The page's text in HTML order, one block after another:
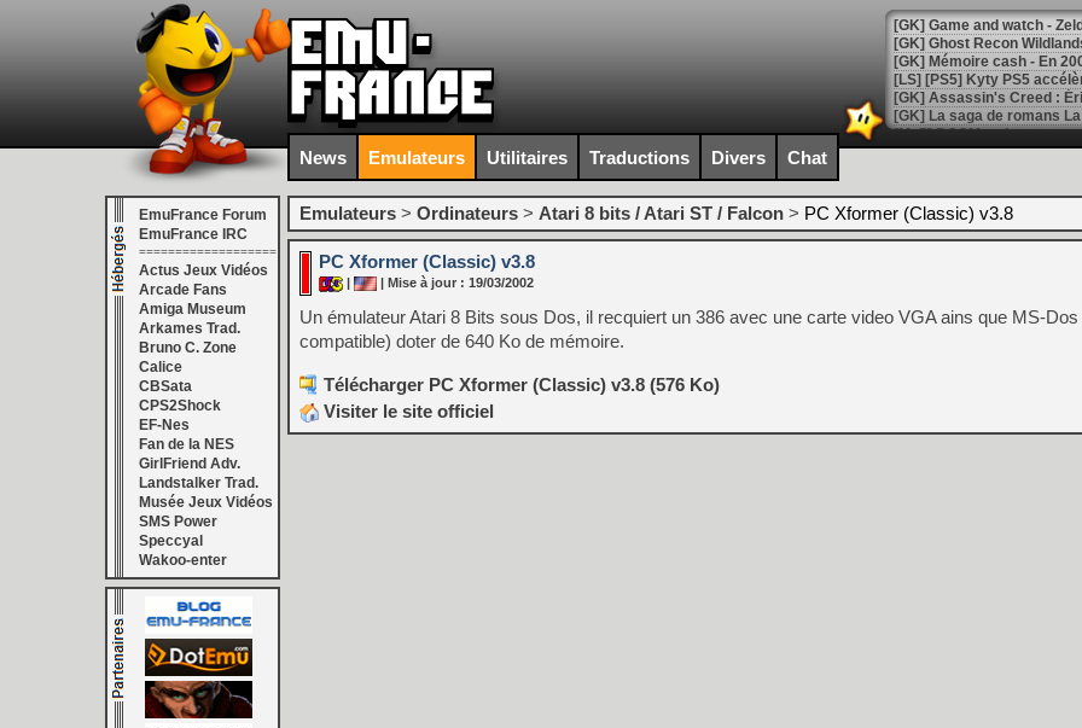
[Mo5] DOOM arrive en
[GK] Bethesda fête les 30
[GK] Roblox : l'action en
[GK] Agenda - GeForce
[LS] [PS5] ps5-y2jb-
[GK] Pourquoi Marvel
[GK] Test : Restory : Chill
[GK] GTA 6 : Rockstar
[GK] Hot Wheels Infinite
[GK] Mémoire cash -
[GK] Résultats Nintendo :
[GK] Déjà des
[Mo5] Brickboy cherche à
[GK] Minecraft et ses «
[GK] Beast of
[GK] Ubisoft : fin de partie
[GK] Mémoire cash -
[GK] Dan Houser (GTA)
[GK] Comment EA Sports
[GK] Crimson Moon : un
[GK] Isle of Reveries : le
[GK] Moonlighter 2 : The
[GK] Capcom relance
News Emulateurs Utilitaires Traductions Divers Chat
EmuFrance Forum
EmuFrance IRC
===================
Actus Jeux Vidéos
Arcade Fans
Amiga Museum
Arkames Trad.
Bruno C. Zone
Calice
CBSata
CPS2Shock
EF-Nes
Fan de la NES
GirlFriend Adv.
Landstalker Trad.
Musée Jeux Vidéos
SMS Power
Speccyal
Wakoo-enter
Emulateurs > Ordinateurs > Atari 8 bits / Atari ST / Falcon > PC Xformer (Classic) v3.8
PC Xformer (Classic) v3.8
| | Mise à jour : 19/03/2002
Un émulateur Atari 8 Bits sous Dos, il recquiert un 386 avec une carte video VGA ains que MS-
compatible) doter de 640 Ko de mémoire.
Télécharger PC Xformer (Classic) v3.8 (576 Ko)
Visiter le site officiel